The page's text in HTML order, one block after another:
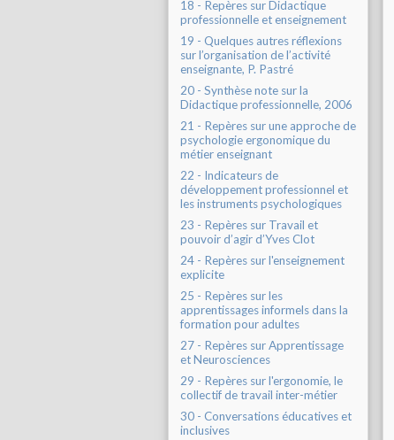
18 - Repères sur Didactique
professionnelle et enseignement
19 - Quelques autres réflexions
sur l’organisation de l’activité
enseignante, P. Pastré
20 - Synthèse note sur la
Didactique professionnelle, 2006
21 - Repères sur une approche de
psychologie ergonomique du
métier enseignant
22 - Indicateurs de
développement professionnel et
les instruments psychologiques
23 - Repères sur Travail et
pouvoir d’agir d’Yves Clot
24 - Repères sur l'enseignement
explicite
25 - Repères sur les
apprentissages informels dans la
formation pour adultes
27 - Repères sur Apprentissage
et Neurosciences
29 - Repères sur l'ergonomie, le
collectif de travail inter-métier
30 - Conversations éducatives et
inclusives